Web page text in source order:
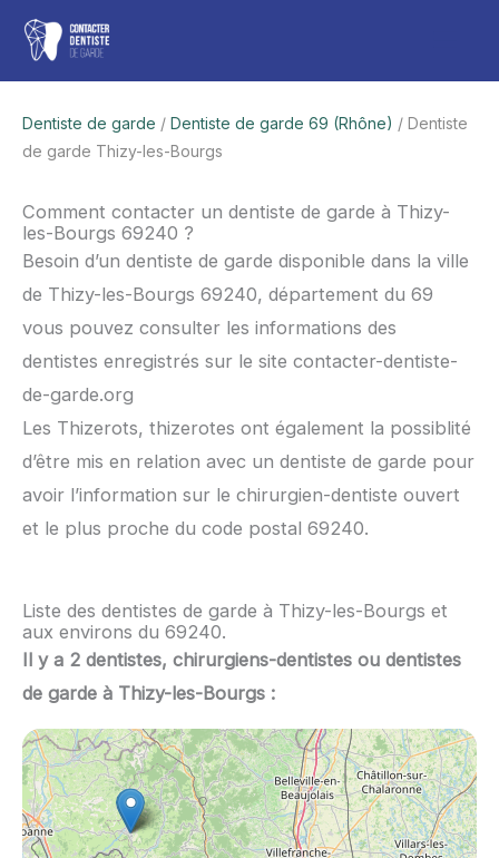
Aller
contenu
Dentiste de garde / Dentiste de garde 69 (Rhône) / Dentiste
de garde Thizy-les-Bourgs
Comment contacter un dentiste de garde à Thizy-
les-Bourgs 69240 ?
Besoin d’un dentiste de garde disponible dans la ville
de Thizy-les-Bourgs 69240, département du 69
vous pouvez consulter les informations des
dentistes enregistrés sur le site contacter-dentiste-
de-garde.org
Les Thizerots, thizerotes ont également la possiblité
d’être mis en relation avec un dentiste de garde pour
avoir l’information sur le chirurgien-dentiste ouvert
et le plus proche du code postal 69240.
Liste des dentistes de garde à Thizy-les-Bourgs et
aux environs du 69240.
Il y a 2 dentistes, chirurgiens-dentistes ou dentistes
de garde à Thizy-les-Bourgs :